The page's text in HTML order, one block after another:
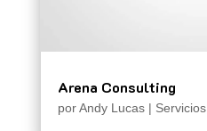
Arena Consulting
porAndy Lucas| Servicios